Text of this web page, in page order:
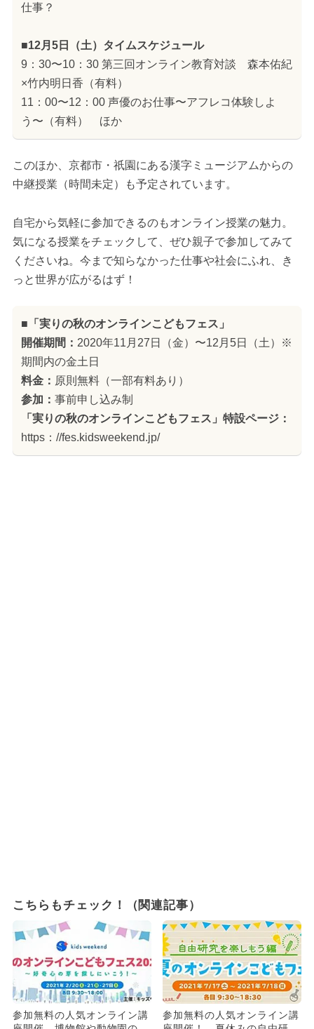
仕事？
■12月5日（土）タイムスケジュール
9：30〜10：30 第三回オンライン教育対談 森本佑紀
×竹内明日香（有料）
11：00〜12：00 声優のお仕事〜アフレコ体験しよ
う〜（有料） ほか
このほか、京都市・祇園にある漢字ミュージアムからの
中継授業（時間未定）も予定されています。
自宅から気軽に参加できるのもオンライン授業の魅力。
気になる授業をチェックして、ぜひ親子で参加してみて
くださいね。今まで知らなかった仕事や社会にふれ、き
っと世界が広がるはず！
■「実りの秋のオンラインこどもフェス」
開催期間： 2020年11月27日（金）〜12月5日（土）※
期間内の金土日
料金： 原則無料（一部有料あり）
参加： 事前申し込み制
「実りの秋のオンラインこどもフェス」特設ページ：
https：//fes.kidsweekend.jp/
こちらもチェック！（関連記事）
参加無料の人気オンライン講
参加無料の人気オンライン講